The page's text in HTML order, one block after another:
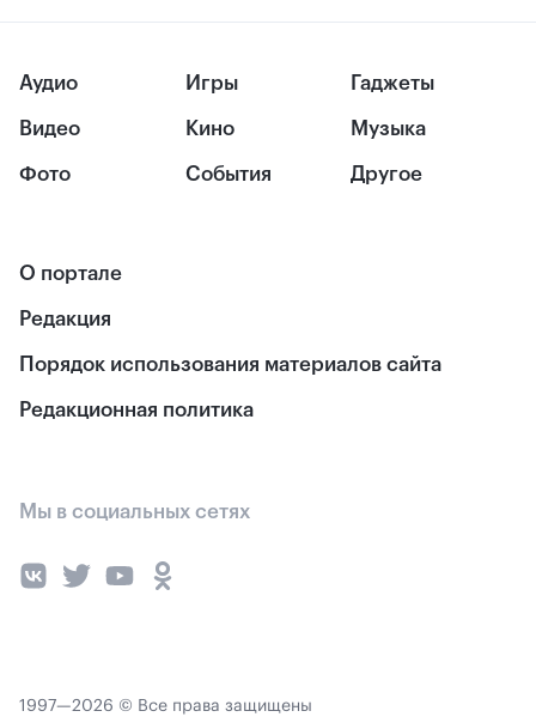
Аудио
Видео
Фото
Игры
Кино
События
Гаджеты
Музыка
Другое
О портале
Редакция
Порядок использования материалов сайта
Редакционная политика
Мы в социальных сетях
1997—2026 © Все права защищены